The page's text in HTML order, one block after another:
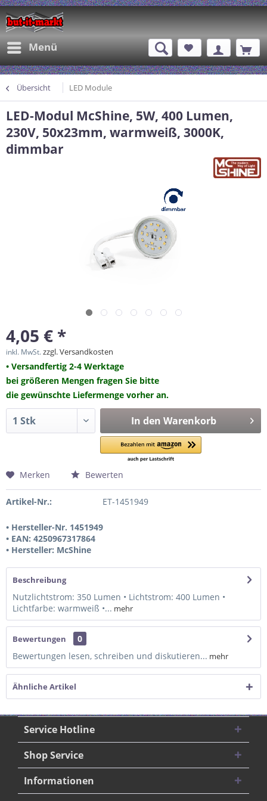
Menü
Übersicht LED Module
LED-Modul McShine, 5W, 400 Lumen,
230V, 50x23mm, warmweiß, 3000K,
dimmbar
4,05 € *
inkl. MwSt.zzgl. Versandkosten
• Versandfertig 2-4 Werktage
bei größeren Mengen fragen Sie bitte
die gewünschte Liefermenge vorher an.
In den Warenkorb
Merken Bewerten
Artikel-Nr.: ET-1451949
• Hersteller-Nr. 1451949
• EAN: 4250967317864
• Hersteller: McShine
Beschreibung
Nutzlichtstrom: 350 Lumen • Lichtstrom: 400 Lumen •
Lichtfarbe: warmweiß •... mehr
Bewertungen
0
Bewertungen lesen, schreiben und diskutieren... mehr
Ähnliche Artikel
Service Hotline
Shop Service
Informationen